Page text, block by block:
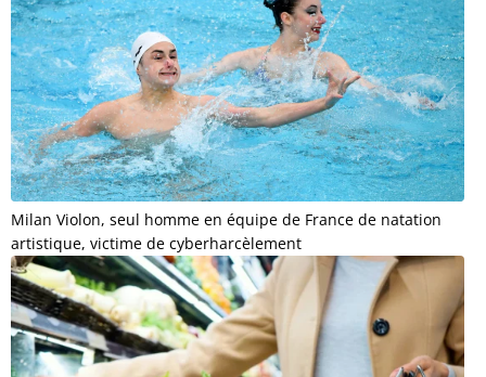
Milan Violon, seul homme en équipe de France de natation
artistique, victime de cyberharcèlement